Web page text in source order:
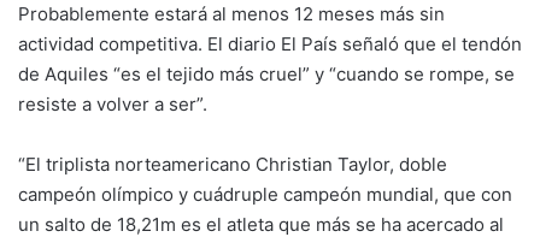
Probablemente estará al menos 12 meses más sin
actividad competitiva. El diario El País señaló que el tendón
de Aquiles “es el tejido más cruel” y “cuando se rompe, se
resiste a volver a ser”.
“El triplista norteamericano Christian Taylor, doble
campeón olímpico y cuádruple campeón mundial, que con
un salto de 18,21m es el atleta que más se ha acercado al